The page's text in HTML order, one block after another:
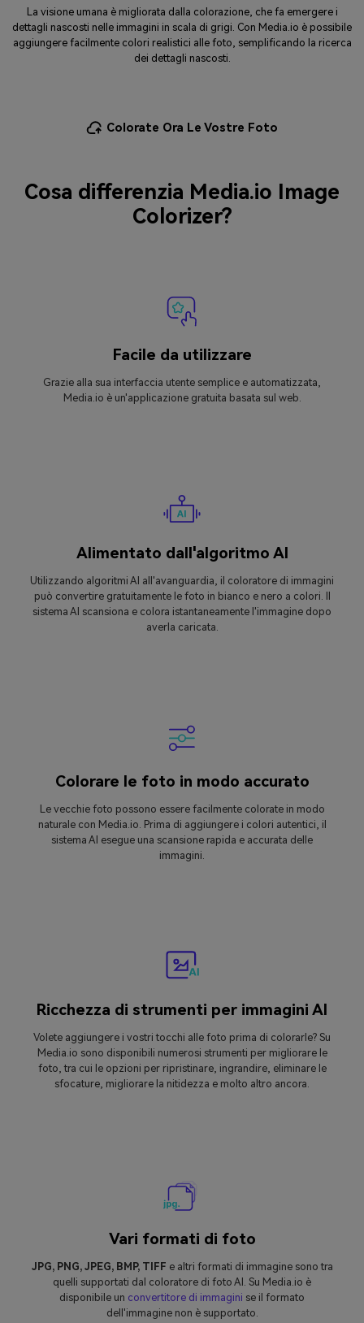
La visione umana è migliorata dalla colorazione, che fa emergere i
dettagli nascosti nelle immagini in scala di grigi. Con Media.io è possibile
aggiungere facilmente colori realistici alle foto, semplificando la ricerca
dei dettagli nascosti.
Colorate Ora Le Vostre Foto
Cosa differenzia Media.io Image
Colorizer?
Facile da utilizzare
Grazie alla sua interfaccia utente semplice e automatizzata,
Media.io è un'applicazione gratuita basata sul web.
Alimentato dall'algoritmo AI
Utilizzando algoritmi AI all'avanguardia, il coloratore di immagini
può convertire gratuitamente le foto in bianco e nero a colori. Il
sistema AI scansiona e colora istantaneamente l'immagine dopo
averla caricata.
Colorare le foto in modo accurato
Le vecchie foto possono essere facilmente colorate in modo
naturale con Media.io. Prima di aggiungere i colori autentici, il
sistema AI esegue una scansione rapida e accurata delle
immagini.
Ricchezza di strumenti per immagini AI
Volete aggiungere i vostri tocchi alle foto prima di colorarle? Su
Media.io sono disponibili numerosi strumenti per migliorare le
foto, tra cui le opzioni per ripristinare, ingrandire, eliminare le
sfocature, migliorare la nitidezza e molto altro ancora.
Vari formati di foto
JPG, PNG, JPEG, BMP, TIFF e altri formati di immagine sono tra
quelli supportati dal coloratore di foto AI. Su Media.io è
disponibile un convertitore di immagini se il formato
dell'immagine non è supportato.